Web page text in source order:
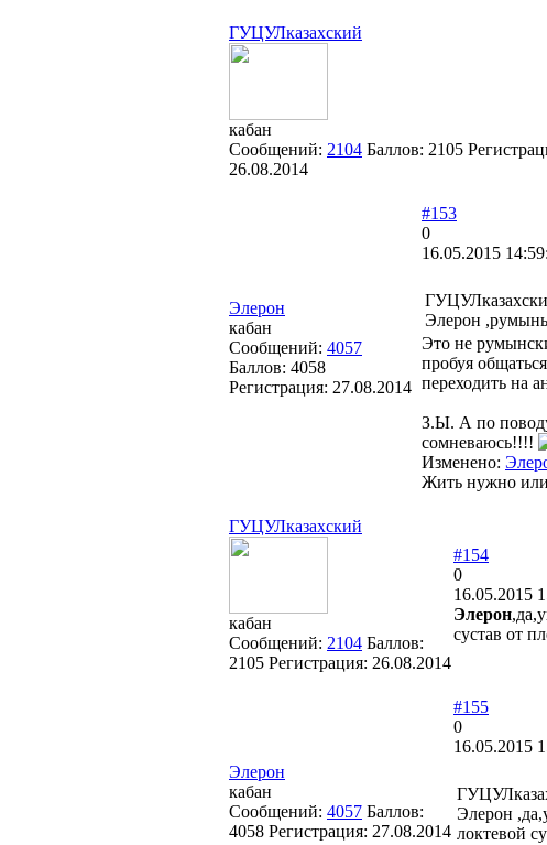
ГУЦУЛказахский
кабан
Сообщений: 2104 Баллов: 2105
26.08.2014
Элерон
кабан
Сообщений: 4057
Баллов: 4058
Регистрация: 27.08.2014
#153
0
16.05.2015
Элерон
Это не
пробуя
переходить на
З.Ы. А по поводу
сомневаюсь!!!!
Изменено:
Жить нужно
ГУЦУЛказахский
кабан
Сообщений: 2104 Баллов:
2105 Регистрация: 26.08.2014
#154
0
16.05.2015
Элерон
сустав от
Элерон
кабан
Сообщений: 4057 Баллов:
4058 Регистрация: 27.08.2014
#155
0
16.05.2015
Элерон
локтевой